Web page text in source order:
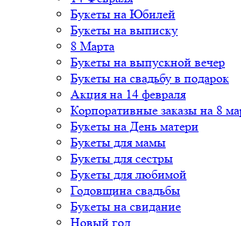
Букеты на Юбилей
Букеты на выписку
8 Марта
Букеты на выпускной вечер
Букеты на свадьбу в подарок
Акция на 14 февраля
Корпоративные заказы на 8
Букеты на День матери
Букеты для мамы
Букеты для сестры
Букеты для любимой
Годовщина свадьбы
Букеты на свидание
Новый год